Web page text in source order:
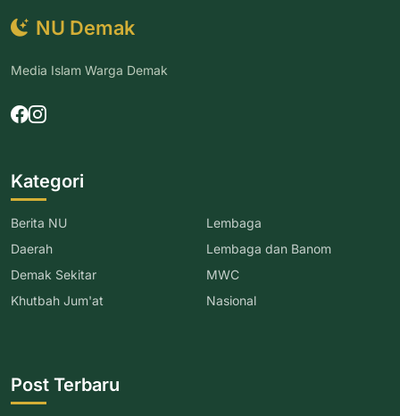
NU Demak
Media Islam Warga Demak
Kategori
Berita NU
Daerah
Demak Sekitar
Khutbah Jum'at
Lembaga
Lembaga dan Banom
MWC
Nasional
Post Terbaru